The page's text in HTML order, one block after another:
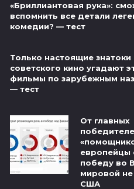
«Бриллиантовая рука»:
вспомнить все детали
комедии? — тест
Только настоящие знатоки
советского кино угадают
фильмы по зарубежным
— тест
От главных
европейцы
победу во
мировой
США